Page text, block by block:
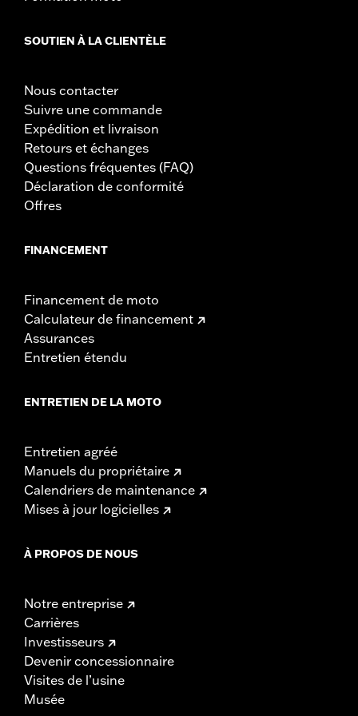
SOUTIEN À LA CLIENTÈLE
Nous contacter
Suivre une commande
Expédition et livraison
Retours et échanges
Questions fréquentes (FAQ)
Déclaration de conformité
Offres
FINANCEMENT
Financement de moto
Calculateur de financement
Assurances
Entretien étendu
ENTRETIEN DE LA MOTO
Entretien agréé
Manuels du propriétaire
Calendriers de maintenance
Mises à jour logicielles
À PROPOS DE NOUS
Notre entreprise
Carrières
Investisseurs
Devenir concessionnaire
Visites de l’usine
Musée